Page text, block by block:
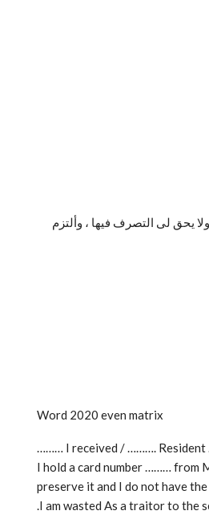
يحق لى التصرف فيها ، وألتزم
Word 2020 even matrix
I received / ………. Resident
I hold a card number ……… from
preserve it and I do not have
I am wasted As a traitor to the